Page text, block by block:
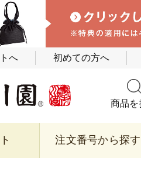
へ 初めての方へ
商品を
注文番号から探す